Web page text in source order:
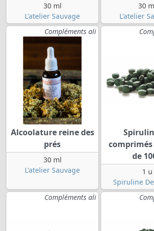
30 ml
L'atelier Sauvage
30
L'atelier
Compléments ali
Alcoolature reine des
prés
30 ml
L'atelier Sauvage
de
1 u
Spiruline
Compléments ali